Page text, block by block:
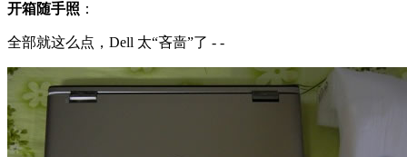
开箱随手照 ：
全部就这么点，Dell 太“吝啬”了 - -